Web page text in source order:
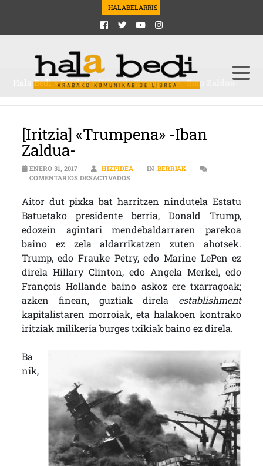
HALABELARRIS
Hala Bedi>Berriak>[Iritzia] «Trumpena» -Iban Zaldua-
[Iritzia] «Trumpena» -Iban
Zaldua-
ENERO 31, 2017 HIZPIDEA IN BERRIAK
COMENTARIOS DESACTIVADOSEN [IRITZIA] «TRUMPENA» -IBAN
Aitor dut pixka bat harritzen nindutela Estatu
Batuetako presidente berria, Donald Trump,
edozein agintari mendebaldarraren parekoa
baino ez zela aldarrikatzen zuten ahotsek.
Trump, edo Frauke Petry, edo Marine LePen ez
direla Hillary Clinton, edo Angela Merkel, edo
François Hollande baino askoz ere txarragoak;
azken finean, guztiak direla establishment
kapitalistaren morroiak, eta halakoen kontrako
iritziak milikeria burges txikiak baino ez direla.
Ba
nik,